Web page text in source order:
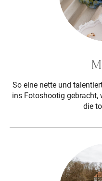
So eine nette und
ins Fotoshootig gebracht,
die